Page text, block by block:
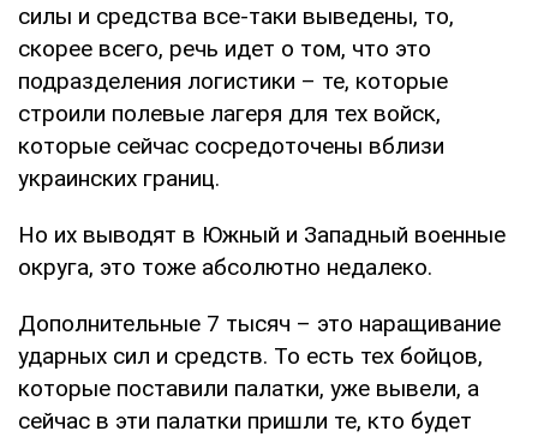
силы и средства все-таки выведены, то,
скорее всего, речь идет о том, что это
подразделения логистики – те, которые
строили полевые лагеря для тех войск,
которые сейчас сосредоточены вблизи
украинских границ.
Но их выводят в Южный и Западный военные
округа, это тоже абсолютно недалеко.
Дополнительные 7 тысяч – это наращивание
ударных сил и средств. То есть тех бойцов,
которые поставили палатки, уже вывели, а
сейчас в эти палатки пришли те, кто будет